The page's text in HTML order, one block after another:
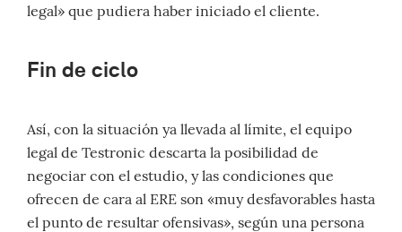
legal» que pudiera haber iniciado el cliente.
Fin de ciclo
Así, con la situación ya llevada al límite, el equipo
legal de Testronic descarta la posibilidad de
negociar con el estudio, y las condiciones que
ofrecen de cara al ERE son «muy desfavorables hasta
el punto de resultar ofensivas», según una persona